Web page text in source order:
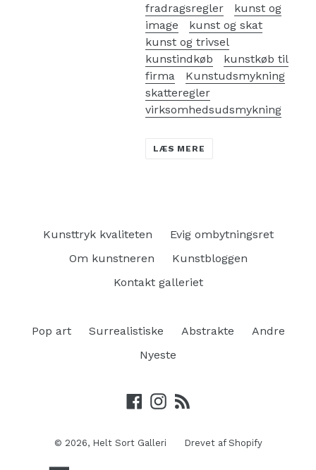
fradragsregler
kunst og
image
kunst og skat
kunst og trivsel
kunstindkøb
kunstkøb til
firma
Kunstudsmykning
skatteregler
virksomhedsudsmykning
LÆS MERE
Kunsttryk kvaliteten
Evig ombytningsret
Om kunstneren
Kunstbloggen
Kontakt galleriet
Pop art Surrealistiske Abstrakte
Andre
Nyeste
Facebook
Instagram
© 2026, Helt Sort Galleri Drevet af Shopify